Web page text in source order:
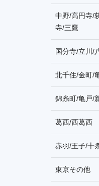
中野/高円寺/
寺/三鷹
国分寺/立川/
北千住/金町/
錦糸町/亀戸/
葛西/西葛西
赤羽/王子/十
東京その他